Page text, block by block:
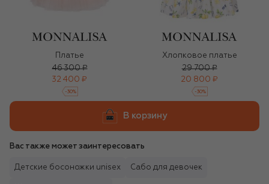
Платье
46 300 ₽
32 400 ₽
-30%
Хлопковое платье
29 700 ₽
20 800 ₽
-30%
В корзину
Вас также может заинтересовать
Детские босоножки unisex Сабо для девочек